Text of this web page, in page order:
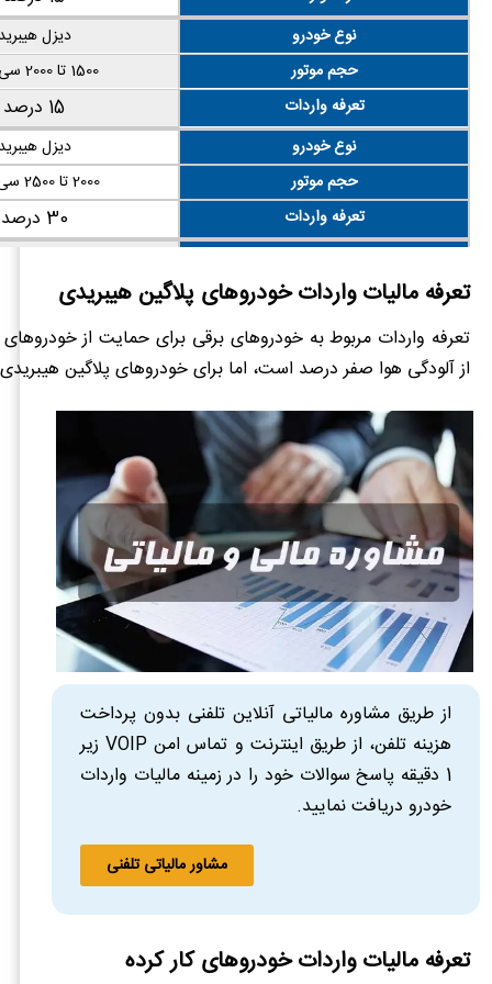
نوع خودرو
دیزل
حجم موتور
1500 تا 2000 سی سی
تعرفه واردات
15 درصد
نوع خودرو
دیزل
حجم موتور
2000 تا 2500 سی سی
تعرفه واردات
30 درصد
حجم موتور
بالاتر از ۲۵۰۰ سی سی
تعرفه واردات
135 درصد
تعرفه مالیات واردات خودروهای پلاگین هیبریدی
تعرفه واردات مربوط به خودروهای برقی برای حمایت از
از آلودگی هوا صفر درصد است، اما برای خودروهای پلاگین هیبریدی ۶ درصد
از طریق مشاوره مالیاتی آنلاین تلفنی بدون پرداخت
هزینه تلفن، از طریق اینترنت و تماس امن VOIP زیر
1 دقیقه پاسخ سوالات خود را در زمینه مالیات واردات
خودرو دریافت نمایید.
مشاور مالیاتی تلفنی
تعرفه مالیات واردات خودروهای کار کرده